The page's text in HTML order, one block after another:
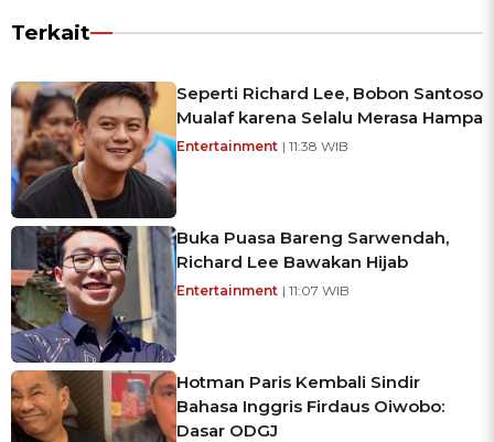
Terkait
Seperti Richard Lee, Bobon Santoso
Mualaf karena Selalu Merasa Hampa
Entertainment | 11:38 WIB
Buka Puasa Bareng Sarwendah,
Richard Lee Bawakan Hijab
Entertainment | 11:07 WIB
Hotman Paris Kembali Sindir
Bahasa Inggris Firdaus Oiwobo:
Dasar ODGJ